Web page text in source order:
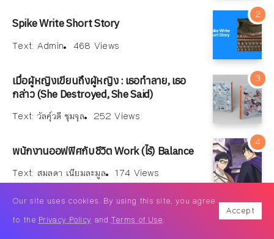
Spike Write Short Story
Text: Admin 468 Views
เมื่อผู้หญิงเขียนถึงผู้หญิง : เธอทำลาย, เธอ
กล่าว (She Destroyed, She Said)
Text: วัลคุ์วดี ชุมจุล 252 Views
พนักงานออฟฟิศกับชีวิต Work (ไร้) Balance
Text: สมลดา เนียมละมูล 174 Views
High Fantasy vs. Low Fantasy: แฟนตาซีไหน
ดีกับใครบ้าง
Our site uses cookies. By using this site, you agree
to the Privacy Policy andTerms of Use.
Accept